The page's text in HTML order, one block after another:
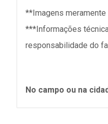
**Imagens
***Informações
responsabilidade do
No campo ou na